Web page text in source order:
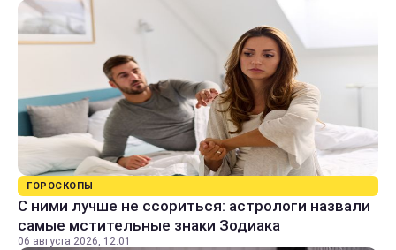
ГОРОСКОПЫ
С ними лучше не ссориться: астрологи назвали
самые мстительные знаки Зодиака
06 августа 2026, 12:01